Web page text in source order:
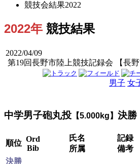
競技会結果2022
2022年 競技結果
2022/04/09
第19回長野市陸上競技記録会 【長野
男子 女
中学男子砲丸投 【5.000kg】 決勝
順位 Ord
Bib
氏名
所属
記録
備考
決勝